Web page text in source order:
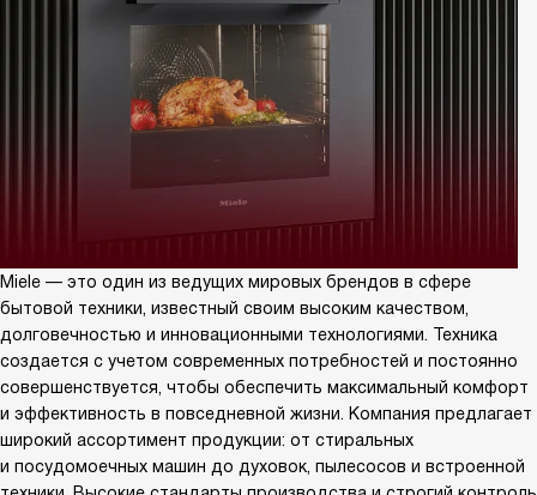
Miele — это один из ведущих мировых брендов в сфере
бытовой техники, известный своим высоким качеством,
долговечностью и инновационными технологиями. Техника
создается с учетом современных потребностей и постоянно
совершенствуется, чтобы обеспечить максимальный комфорт
и эффективность в повседневной жизни. Компания предлагает
широкий ассортимент продукции: от стиральных
и посудомоечных машин до духовок, пылесосов и встроенной